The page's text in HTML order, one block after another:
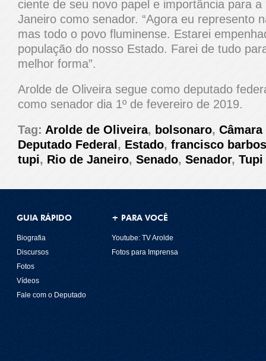
ciente de seu novo papel e importância para
Janeiro como senador. “Agora eu represento
mas todo o povo fluminense. Estarei
população do nosso Estado. Farei de tudo
melhor forma”.
Arolde de Oliveira segue como deputado
como senador dia 1º de fevereiro de 2019.
Tag: Arolde de Oliveira, bolsonaro,
Deputado Federal , Estado, francisco
tupi, Rio de Janeiro, Senado, Senador, Tupi
GUIA RÁPIDO
Biografia
Discursos
Fotos
Vídeos
Fale com o Deputado
+ PARA VOCÊ
Youtube: TV Arolde
Fotos para Imprensa